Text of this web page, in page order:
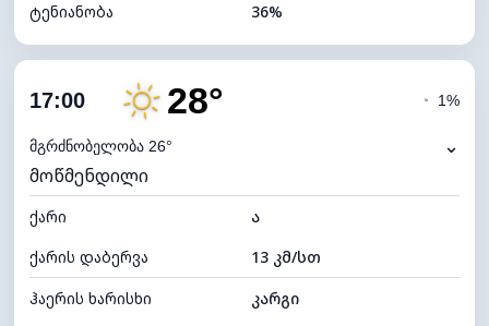
ტენიანობა
36%
ღრუბლიანობა
ნამის წერტილი
ხილვადობა
განათების ინდექსი 7 (ნათელი)
ღრუბლის სიმაღლე 11440 მ
17:00 28°
მგრძნობელობა 26°
◔ 1%
⌄
მოწმენდილი
ქარი
ა
ქარის დაბერვა
13 კმ/სთ
ჰაერის ხარისხი
კარგი